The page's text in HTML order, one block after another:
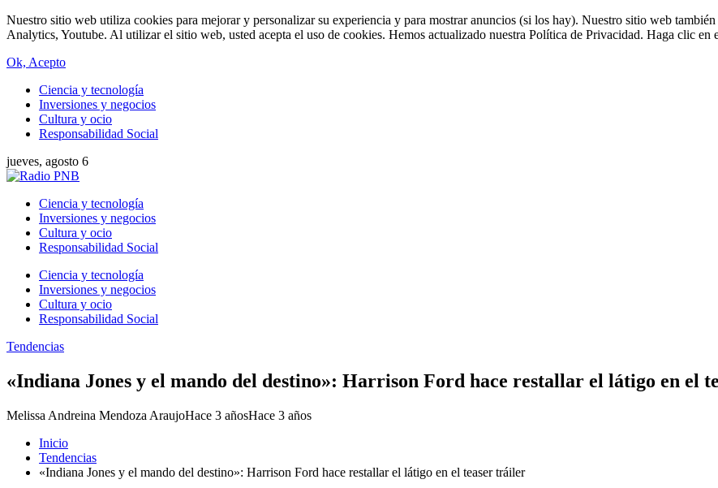
Nuestro sitio web utiliza cookies para mejorar y personalizar su experiencia y para mostrar anuncios (si los hay). Nuestro sitio web
Analytics, Youtube. Al utilizar el sitio web, usted acepta el uso de cookies. Hemos actualizado nuestra Política de Privacidad. Haga clic en
Ok, Acepto
Ciencia y tecnología
Inversiones y negocios
Cultura y ocio
Responsabilidad Social
jueves, agosto 6
Ciencia y tecnología
Inversiones y negocios
Cultura y ocio
Responsabilidad Social
Ciencia y tecnología
Inversiones y negocios
Cultura y ocio
Responsabilidad Social
Tendencias
«Indiana Jones y el mando del destino»: Harrison Ford hace restallar el látigo en el
Melissa Andreina Mendoza AraujoHace 3 añosHace 3 años
Inicio
Tendencias
«Indiana Jones y el mando del destino»: Harrison Ford hace restallar el látigo en el teaser tráiler